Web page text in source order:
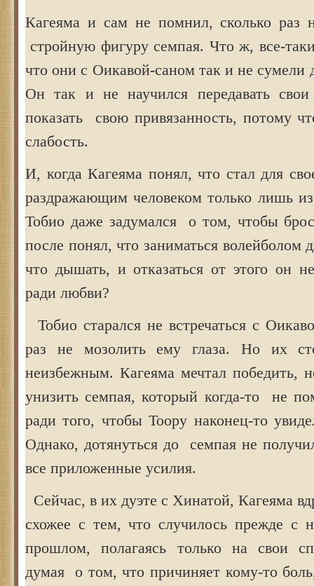
Кагеяма и сам не помнил, сколько раз
стройную фигуру семпая. Что ж, все-
что они с Оикавой-саном так и не сумели
Он так и не научился передавать
показать свою привязанность, потому
слабость.
И, когда Кагеяма понял, что стал для
раздражающим человеком только лишь
Тобио даже задумался о том, чтобы
после понял, что заниматься волейболом
что дышать, и отказаться от этого он
ради любви?
Тобио старался не встречаться с
раз не мозолить ему глаза. Но их
неизбежным. Кагеяма мечтал победить,
унизить семпая, который когда-то не
ради того, чтобы Тоору наконец-то
Однако, дотянуться до семпая не
все приложенные усилия.
Сейчас, в их дуэте с Хинатой, Кагеяма
схожее с тем, что случилось прежде с
прошлом, полагаясь только на свои
думая о том, что причиняет кому-то